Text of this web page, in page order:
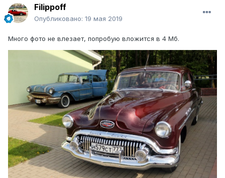
Filippoff
Опубликовано: 19 мая 2019
Много фото не влезает, попробую вложится в 4 Мб.